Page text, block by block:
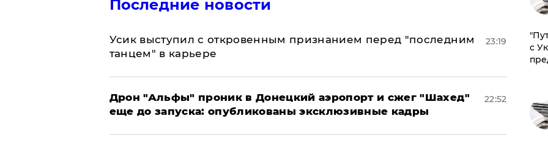
Последние новости
Усик выступил с откровенным признанием перед "последним
танцем" в карьере
23:19
Дрон "Альфы" проник в Донецкий аэропорт и сжег "Шахед"
еще до запуска: опубликованы эксклюзивные кадры
22:52
с